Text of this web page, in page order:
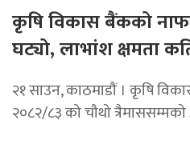
कृषि विकास बैंकको
घट्यो, लाभांश क्षमता
२१ साउन, काठमाडाैं । कृषि
२०८२/८३ को चौथो